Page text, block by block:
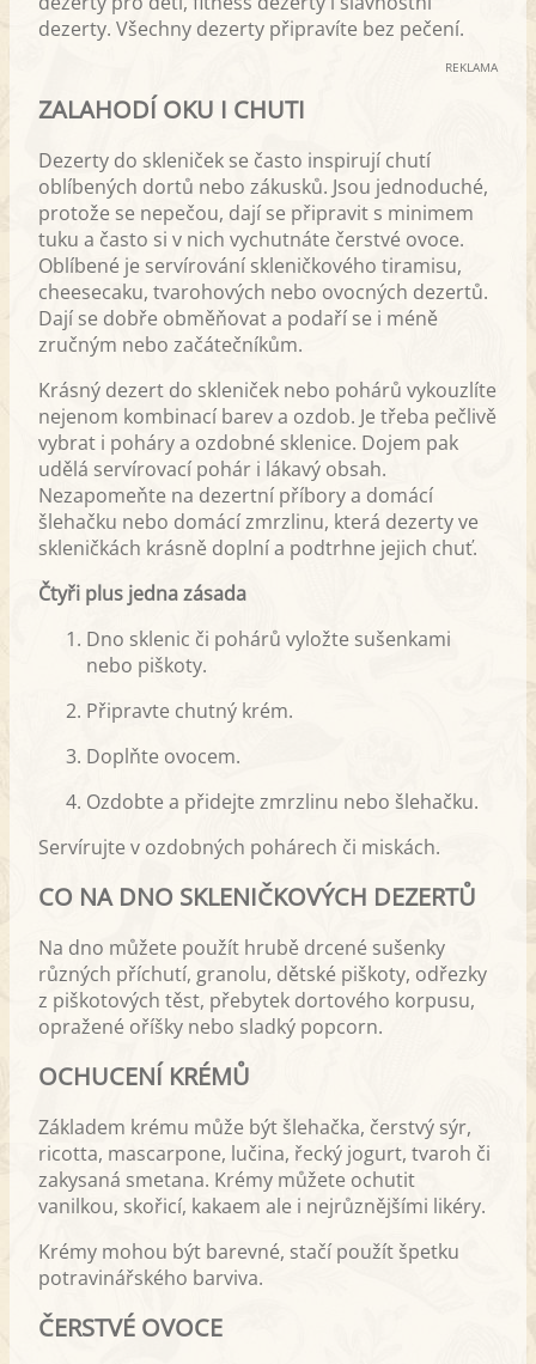
dezerty. Všechny dezerty připravíte bez pečení.
REKLAMA
ZALAHODÍ OKU I CHUTI
Dezerty do skleniček se často inspirují chutí
oblíbených dortů nebo zákusků. Jsou jednoduché,
protože se nepečou, dají se připravit s minimem
tuku a často si v nich vychutnáte čerstvé ovoce.
Oblíbené je servírování skleničkového tiramisu,
cheesecaku, tvarohových nebo ovocných dezertů.
Dají se dobře obměňovat a podaří se i méně
zručným nebo začátečníkům.
Krásný dezert do skleniček nebo pohárů vykouzlíte
nejenom kombinací barev a ozdob. Je třeba pečlivě
vybrat i poháry a ozdobné sklenice. Dojem pak
udělá servírovací pohár i lákavý obsah.
Nezapomeňte na dezertní příbory a domácí
šlehačku nebo domácí zmrzlinu, která dezerty ve
skleničkách krásně doplní a podtrhne jejich chuť.
Čtyři plus jedna zásada
Dno sklenic či pohárů vyložte sušenkami
nebo piškoty.
Připravte chutný krém.
Doplňte ovocem.
Ozdobte a přidejte zmrzlinu nebo šlehačku.
Servírujte v ozdobných pohárech či miskách.
CO NA DNO SKLENIČKOVÝCH DEZERTŮ
Na dno můžete použít hrubě drcené sušenky
různých příchutí, granolu, dětské piškoty, odřezky
z piškotových těst, přebytek dortového korpusu,
opražené oříšky nebo sladký popcorn.
OCHUCENÍ KRÉMŮ
Základem krému může být šlehačka, čerstvý sýr,
ricotta, mascarpone, lučina, řecký jogurt, tvaroh či
zakysaná smetana. Krémy můžete ochutit
vanilkou, skořicí, kakaem ale i nejrůznějšími likéry.
Krémy mohou být barevné, stačí použít špetku
potravinářského barviva.
ČERSTVÉ OVOCE